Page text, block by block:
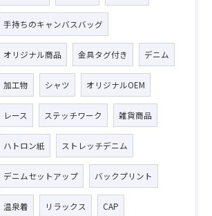
手持ちのキャンバスバッグ
オリジナル商品 金具タグ付き デニム
加工物 シャツ オリジナルOEM
レース ステッチワーク 雑貨商品
ハトロン紙 ストレッチデニム
デニムセットアップ バックプリント
温泉着 リラックス CAP